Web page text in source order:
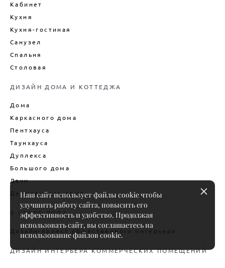
ГОСТИНОЙ
ЦЕНЫ НА ПРОЕКТИРОВАНИЕ
Кабинет
Кухня
Кухня-гостиная
Санузел
Спальня
Столовая
ДИЗАЙН ДОМА И КОТТЕДЖА
Дома
Каркасного дома
Пентхауса
Таунхауса
Дуплекса
Большого дома
Дачи
Деревянного дома
В СТИЛЕ ЛОФТ
Дизайн-проект общественного интерьера
ДИЗАЙН ИНТЕРЬЕРА КОММЕРЧЕСКИХ ПОМЕЩЕНИЙ
Наш сайт использует файлы cookie чтобы
улучшить работу сайта, повысить его
эффективность и удобство. Продолжая
использовать сайт, вы соглашаетесь на
использование файлов cookie.